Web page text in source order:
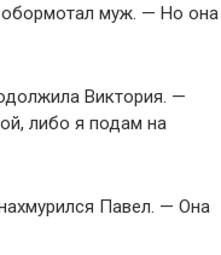
муж. — Но она
Виктория. —
либо я подам на
Павел. — Она